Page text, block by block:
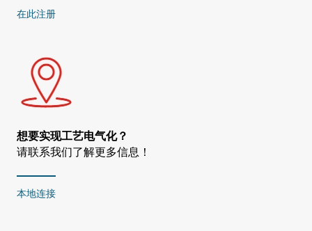
在此注册
想要实现工艺电气化？
请联系我们了解更多信息！
本地连接